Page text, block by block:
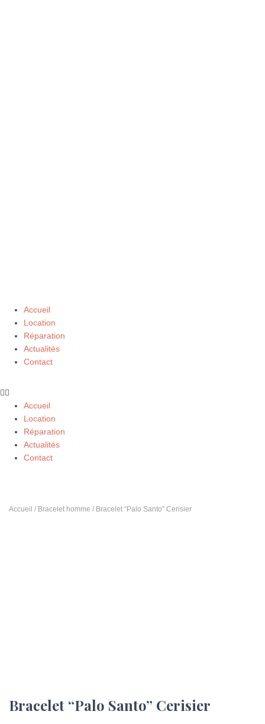
Accueil
Location
Réparation
Actualités
Contact
Accueil
Location
Réparation
Actualités
Contact
Accueil / Bracelet homme / Bracelet “Palo Santo” Cerisier
Bracelet “Palo Santo” Cerisier